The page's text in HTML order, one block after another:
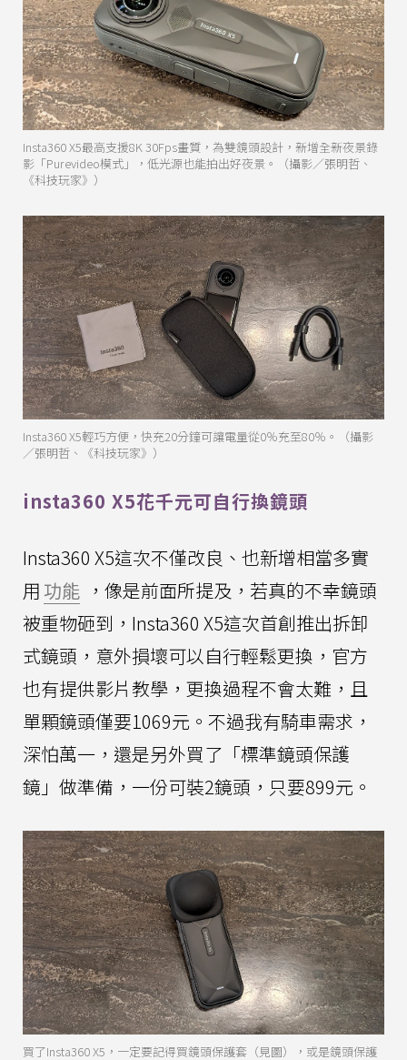
Insta360 X5最高支援8K 30Fps畫質，為雙鏡頭設計，新增全新夜景錄
影「Purevideo模式」，低光源也能拍出好夜景。（攝影／張明哲、
《科技玩家》）
Insta360 X5輕巧方便，快充20分鐘可讓電量從0％充至80％。（攝影
／張明哲、《科技玩家》）
insta360 X5花千元可自行換鏡頭
Insta360 X5這次不僅改良、也新增相當多實
用 功能 ，像是前面所提及，若真的不幸鏡頭
被重物砸到，Insta360 X5這次首創推出拆卸
式鏡頭，意外損壞可以自行輕鬆更換，官方
也有提供影片教學，更換過程不會太難，且
單顆鏡頭僅要1069元。不過我有騎車需求，
深怕萬一，還是另外買了「標準鏡頭保護
鏡」做準備，一份可裝2鏡頭，只要899元。
買了Insta360 X5，一定要記得買鏡頭保護套（見圖），或是鏡頭保護